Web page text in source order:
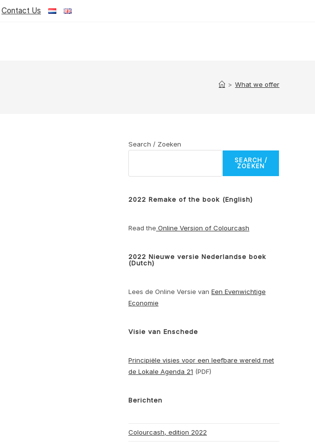
Contact Us
> What we offer
Search / Zoeken
SEARCH /
ZOEKEN
2022 Remake of the book (English)
Read the Online Version of Colourcash
2022 Nieuwe versie Nederlandse boek
(Dutch)
Lees de Online Versie van Een Evenwichtige
Economie
Visie van Enschede
Principiële visies voor een leefbare wereld met
de Lokale Agenda 21 (PDF)
Berichten
Colourcash, edition 2022